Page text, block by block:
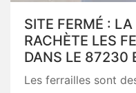
SITE FERMÉ :
RACHÈTE LES
DANS LE 87230
Les ferrailles sont